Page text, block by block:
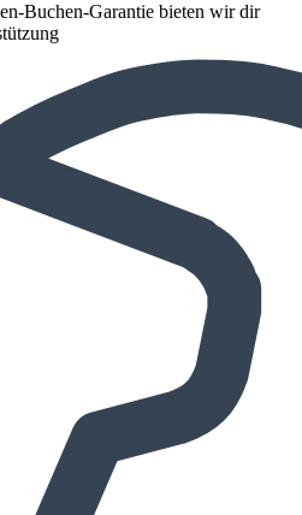
Buchen-Garantie bieten wir dir